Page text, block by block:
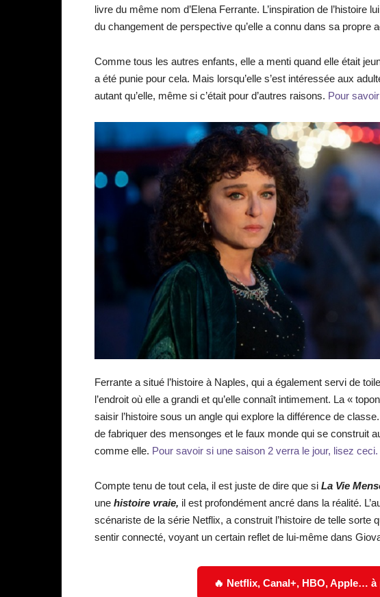
livre du même nom d’Elena Ferrante. L’inspiration de l’histoire
du changement de perspective qu’elle a connu dans sa propre
Comme tous les autres enfants, elle a menti quand elle était
a été punie pour cela. Mais lorsqu’elle s’est intéressée aux
autant qu’elle, même si c’était pour d’autres raisons. Pour
Ferrante a situé l’histoire à Naples, qui a également servi de
l’endroit où elle a grandi et qu’elle connaît intimement. La «
saisir l’histoire sous un angle qui explore la différence de
de fabriquer des mensonges et le faux monde qui se construit
comme elle. Pour savoir si une saison 2 verra le jour, lisez ceci.
Compte tenu de tout cela, il est juste de dire que si La Vie
une histoire vraie, il est profondément ancré dans la réalité.
scénariste de la série Netflix, a construit l’histoire de telle sorte
sentir connecté, voyant un certain reflet de lui-même dans
🔥 Netflix, Canal+, HBO, Apple… à